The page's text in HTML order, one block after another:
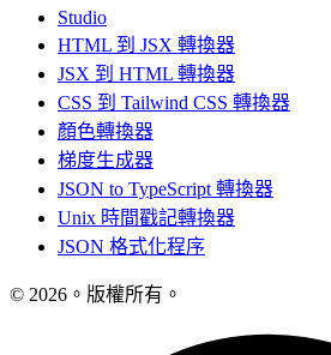
Studio
HTML 到 JSX 轉換器
JSX 到 HTML 轉換器
CSS 到 Tailwind CSS 轉換器
顏色轉換器
梯度生成器
JSON to TypeScript 轉換器
Unix 時間戳記轉換器
JSON 格式化程序
© 2026。版權所有。